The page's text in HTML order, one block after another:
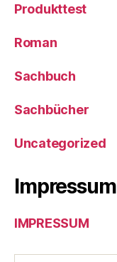
Produkttest
Roman
Sachbuch
Sachbücher
Uncategorized
Impressum
IMPRESSUM
Gib deine E-Mail-Adresse ein ...